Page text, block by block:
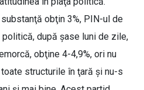
obţin 3%, PIN-ul de
după şase luni de zile,
obţine 4-4,9%, ori nu
structurile în ţară şi nu-s